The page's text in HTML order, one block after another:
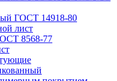
ГОСТ 14918-80
лист
8568-77